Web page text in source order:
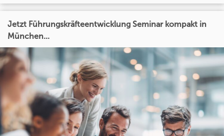
Jetzt Führungskräfteentwicklung Seminar kompakt in
München...